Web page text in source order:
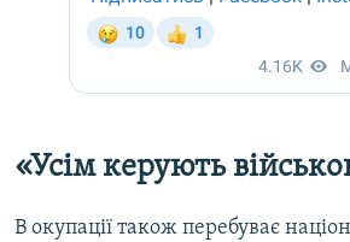
«Усім керують
В окупації також перебуває